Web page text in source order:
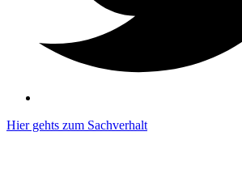
Hier gehts zum Sachverhalt